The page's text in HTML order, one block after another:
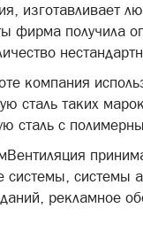
изготавливает
фирма получила
компания
сталь таких
сталь с
системы, системы
рекламное